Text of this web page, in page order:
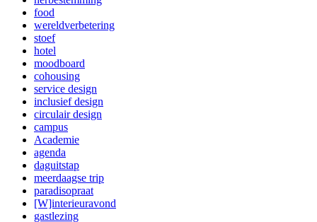
food
wereldverbetering
stoef
hotel
moodboard
cohousing
service design
inclusief design
circulair design
campus
Academie
agenda
daguitstap
meerdaagse trip
paradisopraat
[W]interieuravond
gastlezing